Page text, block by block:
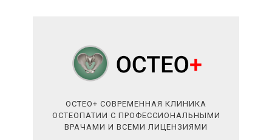
ОСТЕО+ СОВРЕМЕННАЯ КЛИНИКА
ОСТЕОПАТИИ С ПРОФЕССИОНАЛЬНЫМИ
ВРАЧАМИ И ВСЕМИ ЛИЦЕНЗИЯМИ